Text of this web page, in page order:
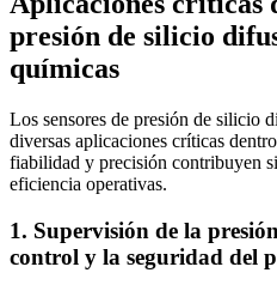
presión de silicio
químicas
Los sensores de presión de silicio
diversas aplicaciones críticas
fiabilidad y precisión contribuyen
eficiencia operativas.
1. Supervisión de la
control y la seguridad del